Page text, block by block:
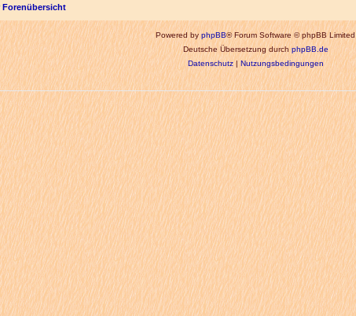
Powered byphpBB® Forum Software © phpBB Limited
Deutsche Übersetzung durchphpBB.de
Datenschutz|Nutzungsbedingungen